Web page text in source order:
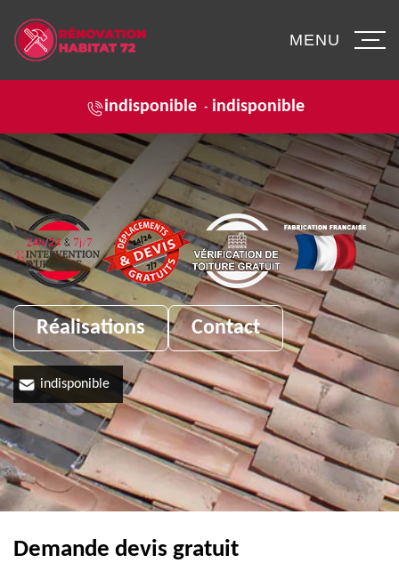
indisponible - indisponible
MENU
Réalisations Contact
indisponible
Demande devis gratuit